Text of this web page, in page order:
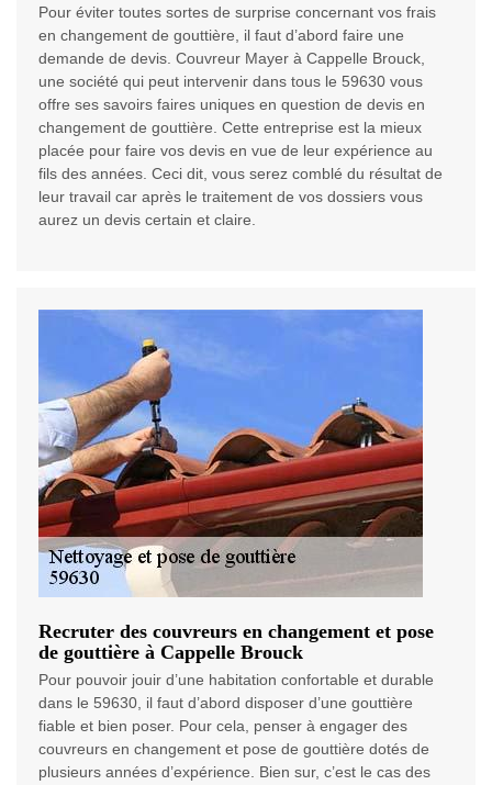
Pour éviter toutes sortes de surprise concernant vos frais
en changement de gouttière, il faut d’abord faire une
demande de devis. Couvreur Mayer à Cappelle Brouck,
une société qui peut intervenir dans tous le 59630 vous
offre ses savoirs faires uniques en question de devis en
changement de gouttière. Cette entreprise est la mieux
placée pour faire vos devis en vue de leur expérience au
fils des années. Ceci dit, vous serez comblé du résultat de
leur travail car après le traitement de vos dossiers vous
aurez un devis certain et claire.
Recruter des couvreurs en changement et pose
de gouttière à Cappelle Brouck
Pour pouvoir jouir d’une habitation confortable et durable
dans le 59630, il faut d’abord disposer d’une gouttière
fiable et bien poser. Pour cela, penser à engager des
couvreurs en changement et pose de gouttière dotés de
plusieurs années d’expérience. Bien sur, c’est le cas des